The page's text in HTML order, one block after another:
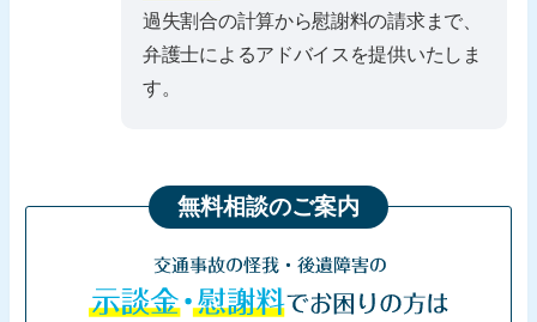
過失割合の計算から慰謝料の請求まで、
弁護士によるアドバイスを提供いたしま
す。
無料相談のご案内
交通事故の怪我・後遺障害の
示談金・慰謝料でお困りの方は